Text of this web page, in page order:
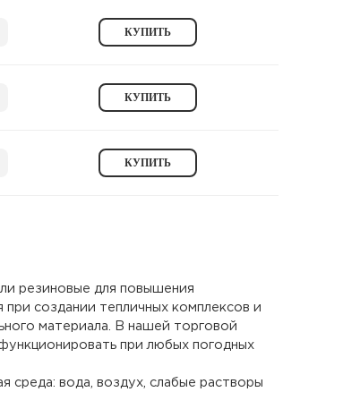
КУПИТЬ
КУПИТЬ
КУПИТЬ
резиновые для повышения
создании тепличных комплексов и
материала. В нашей торговой
при любых погодных
среда: вода, воздух, слабые растворы